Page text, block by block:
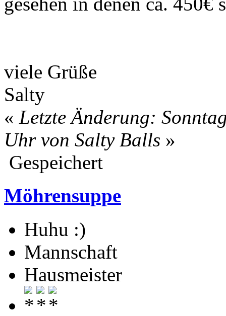
viele Grüße
Salty
« Letzte Änderung:
Uhr von Salty Balls »
Gespeichert
Möhrensuppe
Huhu :)
Mannschaft
Hausmeister